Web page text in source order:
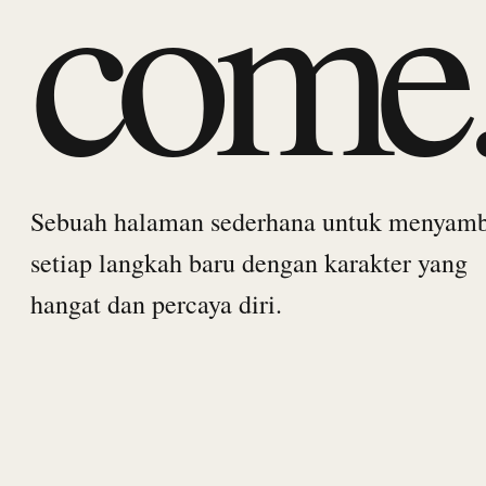
Sebuah halaman sederhana untuk
setiap langkah baru dengan karakter yang
hangat dan percaya diri.